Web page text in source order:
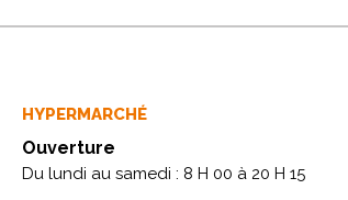
HYPERMARCHÉ
Ouverture
Du lundi au samedi : 8 H 00 à 20 H 15